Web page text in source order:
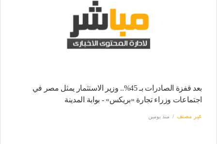
بعد قفزة الصادرات بـ 45%.. وزير الاستثمار يمثل مصر في
اجتماعات وزراء تجارة «بريكس» - بوابة المدينة
غير مصنف منذ يومين